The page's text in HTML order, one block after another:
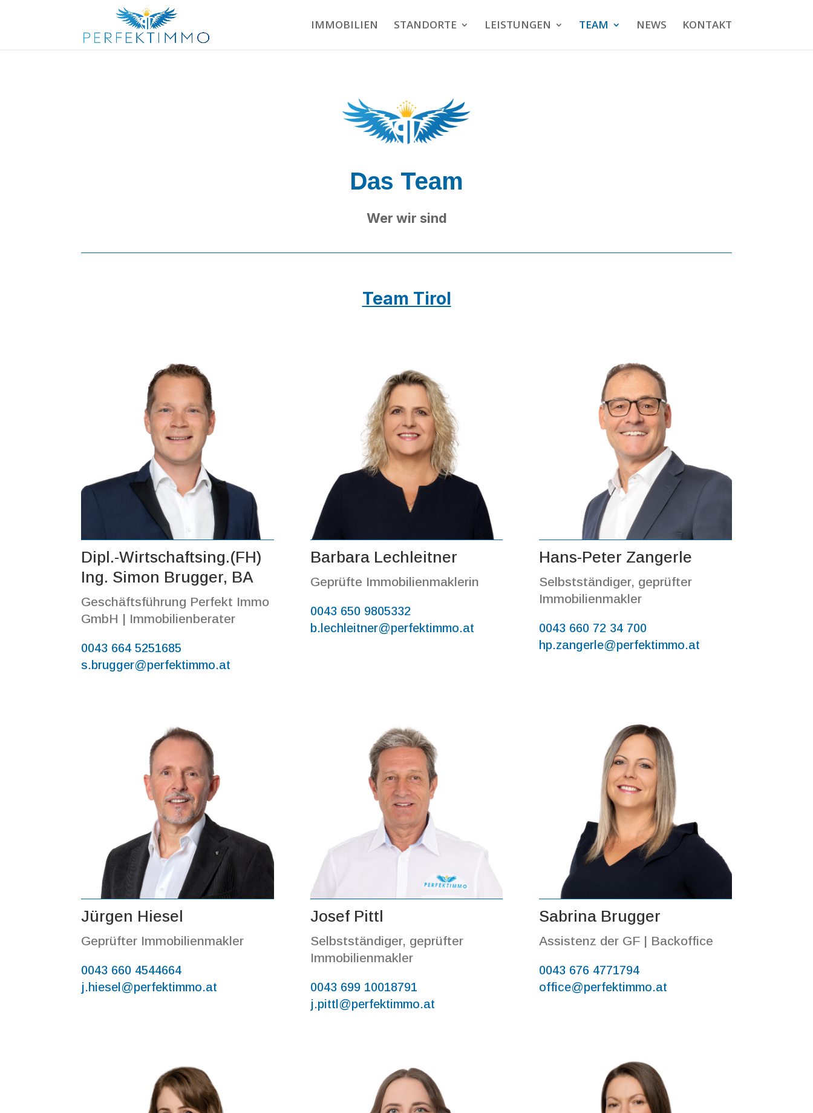
IMMOBILIEN STANDORTE LEISTUNGEN TEAM NEWS KONTAKT
Das Team
Wer wir sind
Team Tirol
Dipl.-Wirtschaftsing.(FH)
Ing. Simon Brugger, BA
Geschäftsführung Perfekt Immo
GmbH | Immobilienberater
0043 664 5251685
s.brugger@perfektimmo.at
Barbara Lechleitner
Geprüfte Immobilienmaklerin
0043 650 9805332
b.lechleitner@perfektimmo.at
Hans-Peter Zangerle
Selbstständiger, geprüfter
Immobilienmakler
0043 660 72 34 700
hp.zangerle@perfektimmo.at
Jürgen Hiesel
Geprüfter Immobilienmakler
0043 660 4544664
j.hiesel@perfektimmo.at
Josef Pittl
Selbstständiger, geprüfter
Immobilienmakler
0043 699 10018791
j.pittl@perfektimmo.at
Sabrina Brugger
Assistenz der GF | Backoffice
0043 676 4771794
office@perfektimmo.at